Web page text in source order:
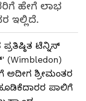
ಹೇಗೆ ಲಾಭ
ಇಲ್ಲಿದೆ.
ಪ್ರತಿಷ್ಠಿತ ಟೆನ್ನಿಸ್
ಅದೀಗ ಶ್ರೀಮಂತರ
ಪಾಲಿಗೆ